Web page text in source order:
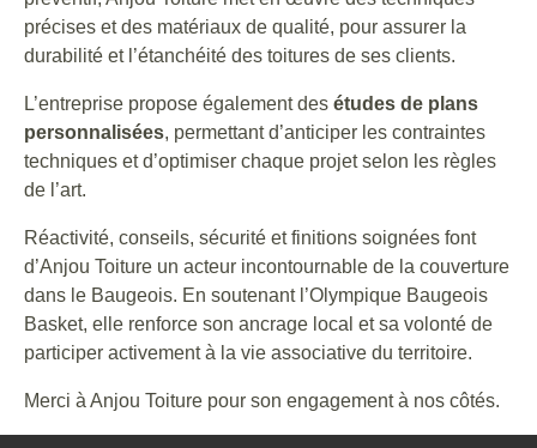
précises et des matériaux de qualité, pour assurer la
durabilité et l’étanchéité des toitures de ses clients.
L’entreprise propose également des études de plans
personnalisées, permettant d’anticiper les contraintes
techniques et d’optimiser chaque projet selon les règles
de l’art.
Réactivité, conseils, sécurité et finitions soignées font
d’Anjou Toiture un acteur incontournable de la couverture
dans le Baugeois. En soutenant l’Olympique Baugeois
Basket, elle renforce son ancrage local et sa volonté de
participer activement à la vie associative du territoire.
Merci à Anjou Toiture pour son engagement à nos côtés.